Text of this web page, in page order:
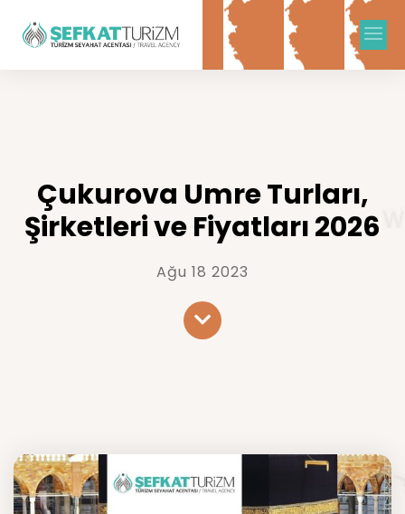
Çukurova Umre Turları,
Şirketleri ve Fiyatları 2026
Ağu 18 2023